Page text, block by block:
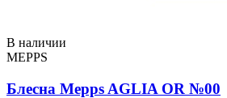
В наличии
MEPPS
Блесна Mepps AGLIA OR №00